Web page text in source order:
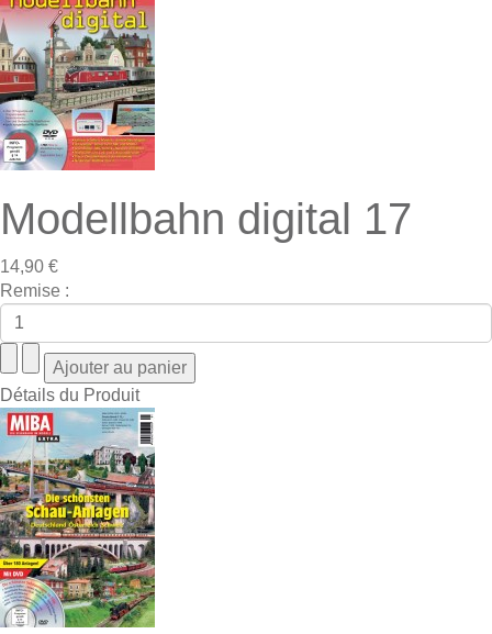
Modellbahn digital 17
14,90 €
Remise :
Détails du Produit